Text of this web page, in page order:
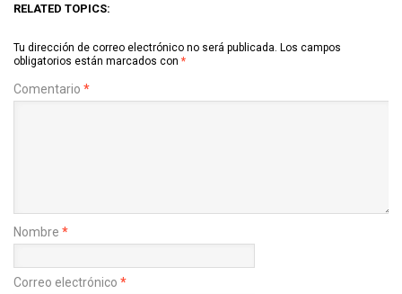
RELATED TOPICS:
Tu dirección de correo electrónico no será publicada. Los campos
obligatorios están marcados con *
Comentario *
Nombre *
Correo electrónico *